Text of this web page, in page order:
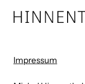
Impressum